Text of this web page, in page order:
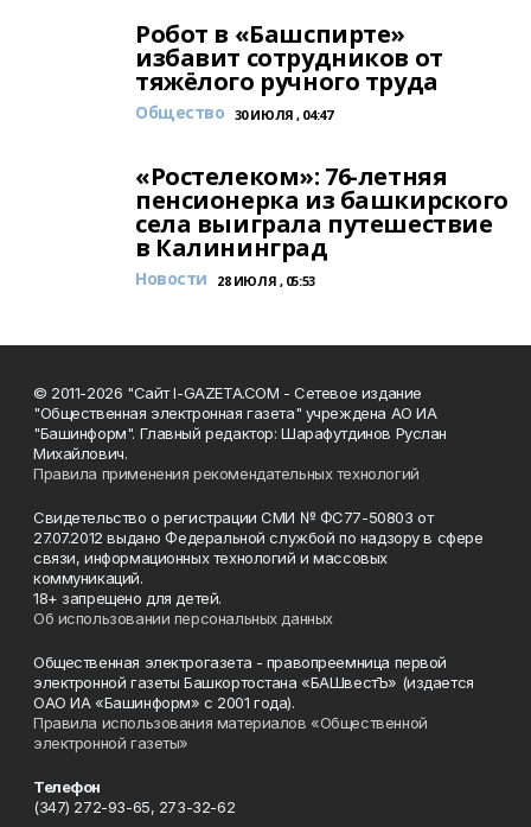
Робот в «Башспирте»
избавит сотрудников от
тяжёлого ручного труда
Общество 30 ИЮЛЯ , 04:47
«Ростелеком»: 76-летняя
пенсионерка из башкирского
села выиграла путешествие
в Калининград
Новости 28 ИЮЛЯ , 05:53
© 2011-2026 "Сайт I-GAZETA.COM - Сетевое издание
"Общественная электронная газета" учреждена АО ИА
"Башинформ". Главный редактор: Шарафутдинов Руслан
Михайлович.
Правила применения рекомендательных технологий
Свидетельство о регистрации СМИ № ФС77-50803 от
27.07.2012 выдано Федеральной службой по надзору в сфере
связи, информационных технологий и массовых
коммуникаций.
18+ запрещено для детей.
Об использовании персональных данных
Общественная электрогазета - правопреемница первой
электронной газеты Башкортостана «БАШвестЪ» (издается
ОАО ИА «Башинформ» с 2001 года).
Правила использования материалов «Общественной
электронной газеты»
Телефон
(347) 272-93-65, 273-32-62